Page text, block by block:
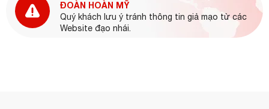
ĐOÀN HOÀN MỸ
Quý khách lưu ý tránh thông tin giả mạo từ các
Website đạo nhái.